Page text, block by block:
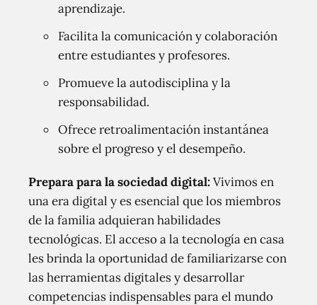
aprendizaje.
Facilita la comunicación y colaboración
entre estudiantes y profesores.
Promueve la autodisciplina y la
responsabilidad.
Ofrece retroalimentación instantánea
sobre el progreso y el desempeño.
Prepara para la sociedad digital:Vivimos en
una era digital y es esencial que los miembros
de la familia adquieran habilidades
tecnológicas. El acceso a la tecnología en casa
les brinda la oportunidad de familiarizarse con
las herramientas digitales y desarrollar
competencias indispensables para el mundo